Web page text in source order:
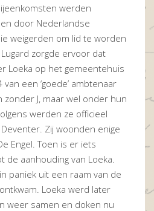
werden
door Nederlandse
weigerden om lid te worden
zorgde ervoor dat
Loeka op het gemeentehuis
een ‘goede’ ambtenaar
J, maar wel onder hun
werden ze officieel
Zij woonden enige
Engel. Toen is er iets
de aanhouding van Loeka.
paniek uit een raam van de
Loeka werd later
weer samen en doken nu